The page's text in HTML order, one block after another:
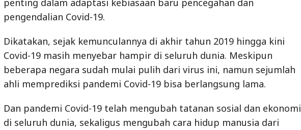
penting dalam adaptasi kebiasaan baru pencegahan dan
pengendalian Covid-19.
Dikatakan, sejak kemunculannya di akhir tahun 2019 hingga kini
Covid-19 masih menyebar hampir di seluruh dunia. Meskipun
beberapa negara sudah mulai pulih dari virus ini, namun sejumlah
ahli memprediksi pandemi Covid-19 bisa berlangsung lama.
Dan pandemi Covid-19 telah mengubah tatanan sosial dan ekonomi
di seluruh dunia, sekaligus mengubah cara hidup manusia dari